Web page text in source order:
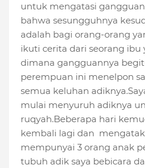
untuk mengatasi
bahwa sesungguhnya
adalah bagi orang-orang
ikuti cerita dari seorang
dimana gangguannya
perempuan ini menelpon
semua keluhan
mulai menyuruh adiknya
ruqyah.Beberapa hari
kembali lagi dan
mempunyai 3 orang anak
tubuh adik saya bebicara